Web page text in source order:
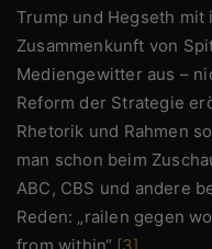
Trump und Hegseth
Zusammenkunft von
Mediengewitter aus –
Reform der Strategie
Rhetorik und Rahmen
man schon beim
ABC, CBS und andere
Reden: „railen gegen